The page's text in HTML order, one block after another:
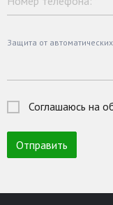
Защита от
Соглашаюсь на